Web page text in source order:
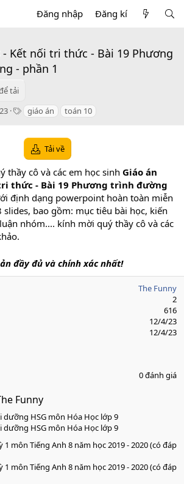
Đăng nhập Đăng kí
- Kết nối tri thức - Bài 19 Phương
- phần 1
tải
T
s
giáo án toán 10
Tải về
thầy cô và các em học sinh Giáo án
thức - Bài 19 Phương trình đường
định dạng powerpoint hoàn toàn miễn
slides, bao gồm: mục tiêu bài học, kiến
nhóm.... kính mời quý thầy cô và các
đầy đủ và chính xác nhất!
The Funny
2
616
12/4/23
12/4/23
0 đánh giá
Funny
dưỡng HSG môn Hóa Học lớp 9
dưỡng HSG môn Hóa Học lớp 9
môn Tiếng Anh 8 năm học 2019 - 2020 (có đáp
môn Tiếng Anh 8 năm học 2019 - 2020 (có đáp